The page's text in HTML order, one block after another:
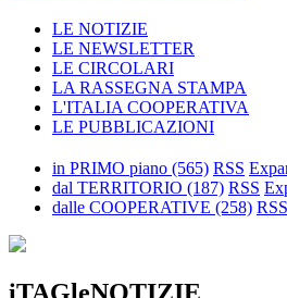
LE NOTIZIE
LE NEWSLETTER
LE CIRCOLARI
LA RASSEGNA STAMPA
L'ITALIA COOPERATIVA
LE PUBBLICAZIONI
in PRIMO piano (565) RSS
dal TERRITORIO (187) RSS
dalle COOPERATIVE (258) RSS
iTAGleNOTIZIE